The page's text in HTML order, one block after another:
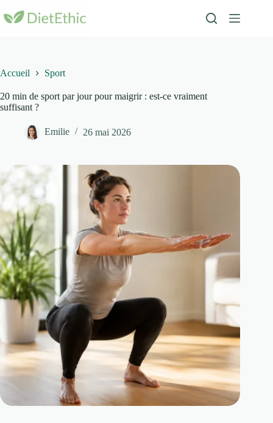
au
contenu
Accueil Sport
20 min de sport par jour pour maigrir : est-ce vraiment
suffisant ?
Emilie 26 mai 2026